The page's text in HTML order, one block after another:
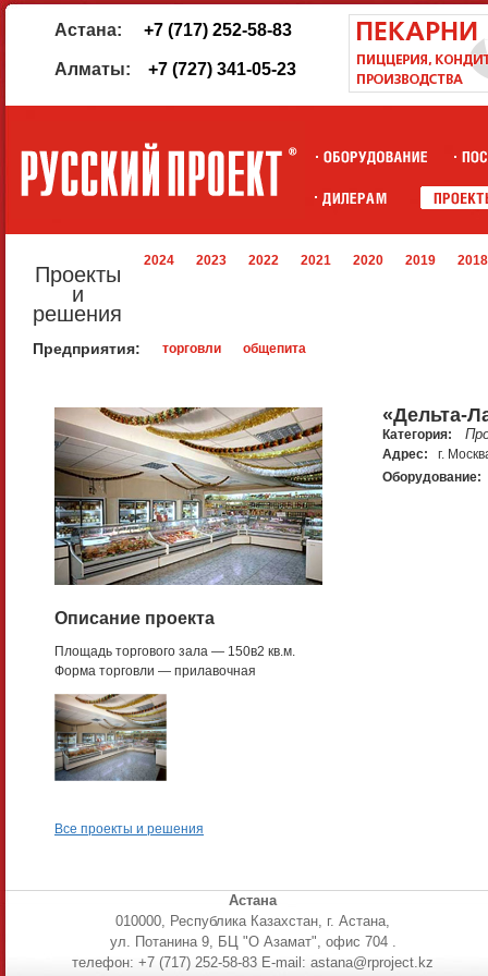
Астана: +7 (717) 252-58-83
Алматы: +7 (727) 341-05-23
Проекты
и
решения
2024 2023 2022 2021 2020 2019 2018
Предприятия: торговли общепита
«Дельта-
Категория:
Адрес:
г.
Оборудование:
Описание проекта
Площадь торгового зала — 150в2 кв.м.
Форма торговли — прилавочная
Все проекты и решения
Астана
010000, Республика Казахстан, г. Астана,
ул. Потанина 9, БЦ "О Азамат", офис 704 .
телефон: +7 (717) 252-58-83 E-mail: astana@rproject.kz